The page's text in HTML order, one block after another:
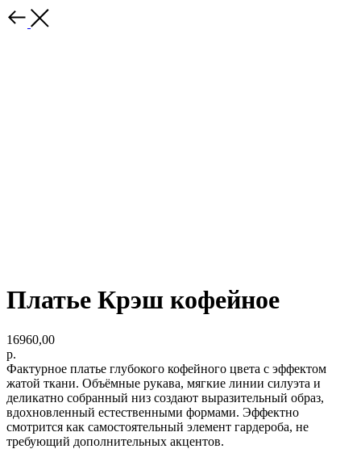
Платье Крэш кофейное
16960,00
р.
Фактурное платье глубокого кофейного цвета с эффектом
жатой ткани. Объёмные рукава, мягкие линии силуэта и
деликатно собранный низ создают выразительный образ,
вдохновленный естественными формами. Эффектно
смотрится как самостоятельный элемент гардероба, не
требующий дополнительных акцентов.